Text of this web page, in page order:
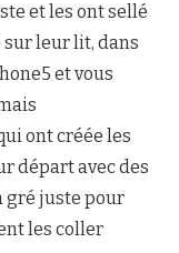
et les ont sellé
leur lit, dans
et vous
ont créée les
départ avec des
gré juste pour
les coller